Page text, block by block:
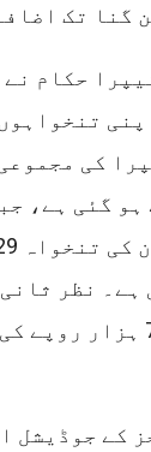
گنا تک
حکام
روپے ہو گئی
نظر ثانی
پیکج میں 7 لاکھ 73
کے جوڈیشل